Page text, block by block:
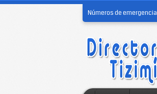
Números de emergencia